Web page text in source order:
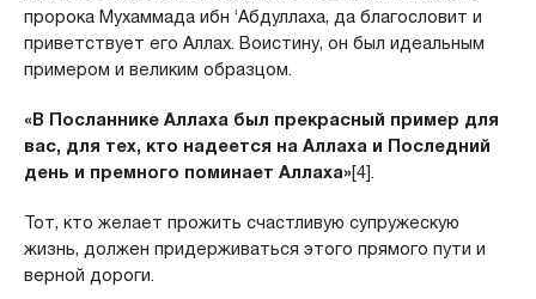
пророка Мухаммада ибн ‘Абдуллаха, да благословит и
приветствует его Аллах. Воистину, он был идеальным
примером и великим образцом.
«В Посланнике Аллаха был прекрасный пример для
вас, для тех, кто надеется на Аллаха и Последний
день и премного поминает Аллаха»[4].
Тот, кто желает прожить счастливую супружескую
жизнь, должен придерживаться этого прямого пути и
верной дороги.